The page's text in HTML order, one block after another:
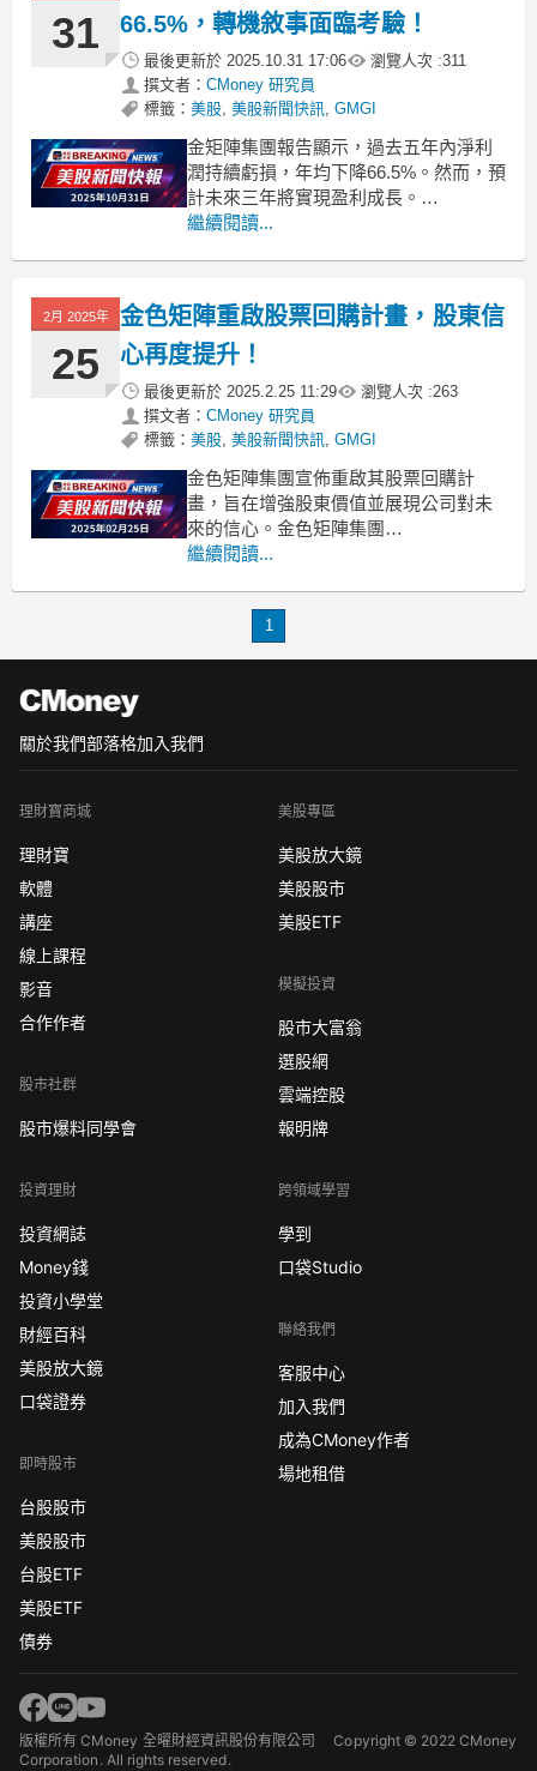
31
66.5%，轉機敘事面臨考驗！
最後更新於 2025.10.31 17:06 瀏覽人次 :311
撰文者： CMoney 研究員
標籤： 美股, 美股新聞快訊, GMGI
金矩陣集團報告顯示，過去五年內淨利
潤持續虧損，年均下降66.5%。然而，預
計未來三年將實現盈利成長。
.badgeprice-container {
gap: 1rem !important;
繼續閱讀...
2月 2025年
25
金色矩陣重啟股票回購計畫，股東信
心再度提升！
最後更新於 2025.2.25 11:29 瀏覽人次 :263
撰文者： CMoney 研究員
標籤： 美股, 美股新聞快訊, GMGI
金色矩陣集團宣佈重啟其股票回購計
畫，旨在增強股東價值並展現公司對未
來的信心。金色矩陣集團
（NASDAQ:GMGI）於週四正式宣佈重
權，允許公司不定期從公開市場中回購
繼續閱讀...
1
關於我們部落格加入我們
理財寶商城
理財寶
軟體
講座
線上課程
影音
合作作者
股市社群
股市爆料同學會
投資理財
投資網誌
Money錢
投資小學堂
財經百科
美股放大鏡
口袋證券
即時股市
台股股市
美股股市
台股ETF
美股ETF
債券
美股專區
美股放大鏡
美股股市
美股ETF
模擬投資
股市大富翁
選股網
雲端控股
報明牌
跨領域學習
學到
口袋Studio
聯絡我們
客服中心
加入我們
成為CMoney作者
場地租借
版權所有 CMoney 全曜財經資訊股份有限公司Copyright © 2022 CMoney
Corporation. All rights reserved.